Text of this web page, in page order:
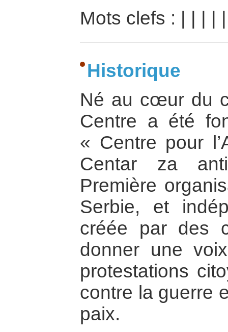
Mots clefs :
Historique
Né au cœur du
Centre a été
« Centre pour
Centar za
Première
Serbie, et
créée par des
donner une
protestations
contre la guerre
paix.